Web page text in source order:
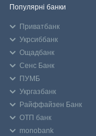
Популярні банки
Приватбанк
Укрсиббанк
Ощадбанк
Сенс Банк
ПУМБ
Укргазбанк
Райффайзен Банк
ОТП банк
monobank